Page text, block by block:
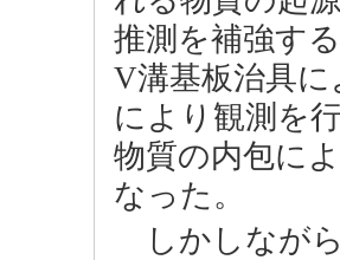
推測を補強す
V溝基板治具
により観測を
物質の内包に
なった。
しかしなが